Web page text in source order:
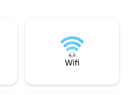
door de
je een
verken
en prachtige
omgeving
geheugen geëtst. Om hier wakker
worden, kan een
zijn. Waar het
Wifi